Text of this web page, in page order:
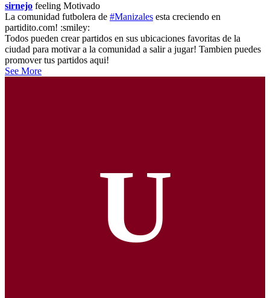
sirnejo feeling Motivado
La comunidad futbolera de #Manizales esta creciendo en
partidito.com! :smiley:
Todos pueden crear partidos en sus ubicaciones favoritas de la
ciudad para motivar a la comunidad a salir a jugar! Tambien puedes
promover tus partidos aqui!
See More
U